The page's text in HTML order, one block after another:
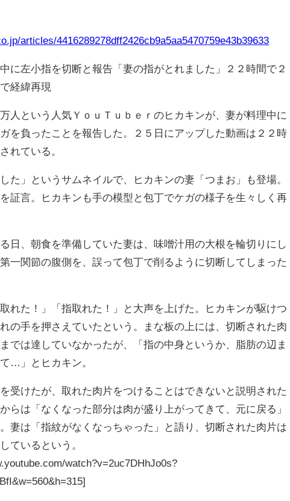
articles/4416289278dff2426cb9a5aa5470759e43b39633
に左小指を切断と報告「妻の指がとれました」２２時間で２
経緯再現
人という人気ＹｏｕＴｕｂｅｒのヒカキンが、妻が料理中に
を負ったことを報告した。２５日にアップした動画は２２時
れている。
た」というサムネイルで、ヒカキンの妻「つまお」も登場。
証言。ヒカキンも手の模型と包丁でケガの様子を生々しく再
日、朝食を準備していた妻は、味噌汁用の大根を輪切りにし
一関節の腹側を、誤って包丁で削るように切断してしまった
れた！」「指取れた！」と大声を上げた。ヒカキンが駆けつ
の手を押さえていたという。まな板の上には、切断された肉
では達していなかったが、「指の中身というか、脂肪の辺ま
…」とヒカキン。
受けたが、取れた肉片をつけることはできないと説明された
らは「なくなった部分は肉が盛り上がってきて、元に戻る」
妻は「指紋がなくなっちゃった」と語り、切断された肉片は
ているという。
watch?v=2uc7DHhJo0s?